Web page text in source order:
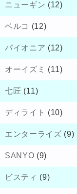
ニューギン (12)
ベルコ (12)
パイオニア (12)
オーイズミ (11)
七匠 (11)
ディライト (10)
エンターライズ (9)
SANYO (9)
ビスティ (9)